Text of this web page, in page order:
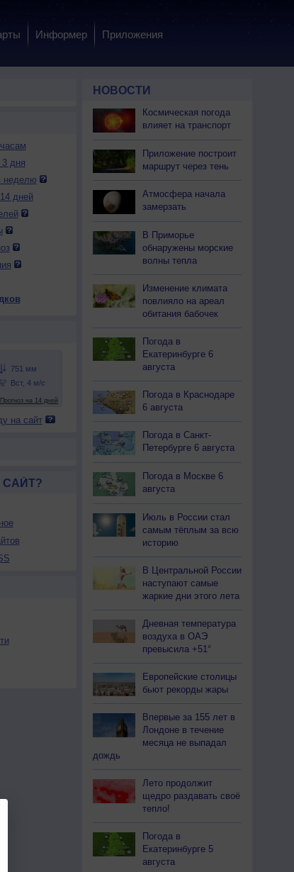
Информер Приложения
3 дня
неделю
дней
на сайт
НОВОСТИ
Космическая погода
влияет на транспорт
Приложение построит
маршрут через тень
Атмосфера начала
замерзать
В Приморье
обнаружены морские
волны тепла
Изменение климата
повлияло на ареал
обитания бабочек
Погода в
Екатеринбурге 6
августа
Погода в Краснодаре
6 августа
Погода в Санкт-
Петербурге 6 августа
Погода в Москве 6
августа
Июль в России стал
самым тёплым за всю
историю
В Центральной России
наступают самые
жаркие дни этого лета
Дневная температура
воздуха в ОАЭ
превысила +51°
Европейские столицы
бьют рекорды жары
Впервые за 155 лет в
Лондоне в течение
месяца не выпадал
дождь
Лето продолжит
щедро раздавать своё
тепло!
Погода в
Екатеринбурге 5
августа